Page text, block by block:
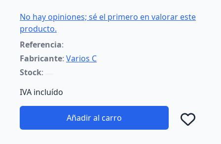
No hay opiniones; sé el primero en valorar este
producto.
Referencia:
Fabricante: Varios C
Stock:
IVA incluído
Añadir al carro